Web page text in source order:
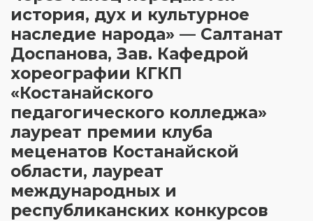
история, дух и культурное
наследие народа» — Салтанат
Доспанова, Зав. Кафедрой
хореографии КГКП
«Костанайского
педагогического колледжа»
лауреат премии клуба
меценатов Костанайской
области, лауреат
международных и
республиканских конкурсов